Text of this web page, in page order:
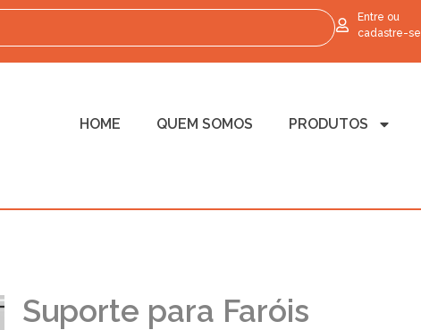
Entre ou
cadastre-se
HOME QUEM SOMOS PRODUTOS
Suporte para Faróis